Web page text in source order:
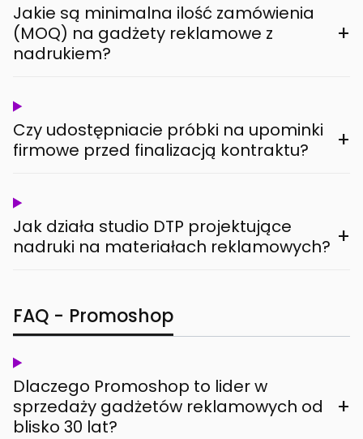
Jakie są minimalna ilość zamówienia
(MOQ) na gadżety reklamowe z
nadrukiem?
+
Czy udostępniacie próbki na upominki
firmowe przed finalizacją kontraktu?
+
Jak działa studio DTP projektujące
nadruki na materiałach reklamowych? +
FAQ - Promoshop
Dlaczego Promoshop to lider w
sprzedaży gadżetów reklamowych od
blisko 30 lat?
+